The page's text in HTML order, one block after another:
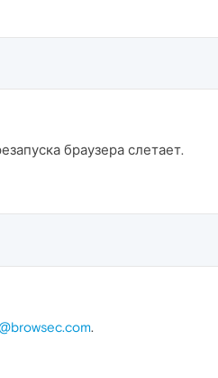
браузера слетает.
.